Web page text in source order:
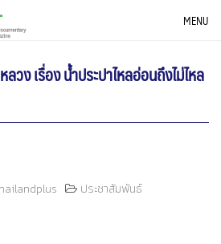
MENU
วง เรื่อง น้ำประปาไหลอ่อนถึงไม่ไหล
ประชาสัมพันธ์